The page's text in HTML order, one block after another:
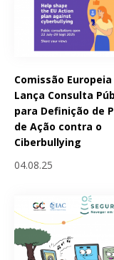
Comissão Europeia
Lança Consulta
para Definição de
de Ação contra o
Ciberbullying
04.08.25